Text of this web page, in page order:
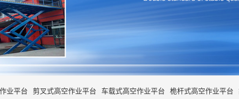
业平台 剪叉式高空作业平台 车载式高空作业平台 桅杆式高空作业平台